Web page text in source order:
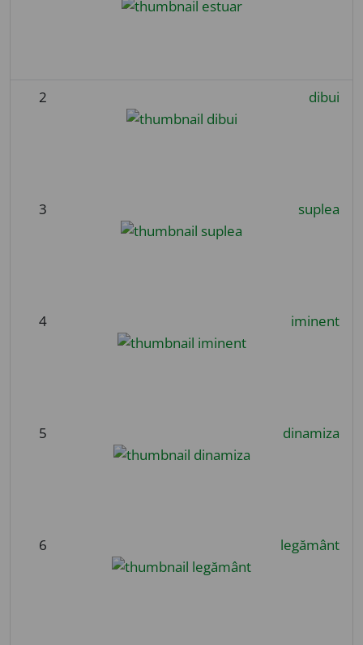
2 dibui
3 suplea
4 iminent
5 dinamiza
6 legământ